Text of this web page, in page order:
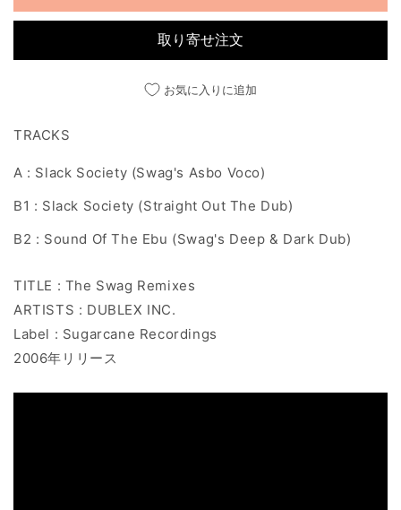
数
を
数
を
取り寄せ注文
お気に入りに追加
TRACKS
A : Slack Society (Swag's Asbo Voco)
B1 : Slack Society (Straight Out The Dub)
B2 : Sound Of The Ebu (Swag's Deep & Dark Dub)
TITLE : The Swag Remixes
ARTISTS : DUBLEX INC.
Label : Sugarcane Recordings
2006年リリース